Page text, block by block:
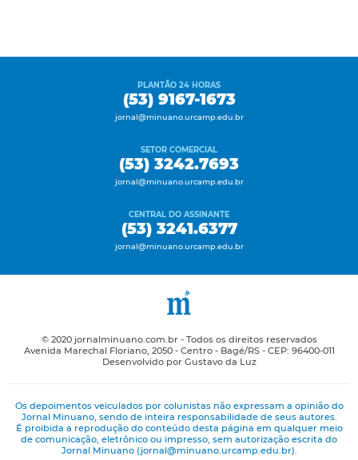
PLANTÃO 24 HORAS
(53) 9167-1673
jornal@minuano.urcamp.edu.br
SETOR COMERCIAL
(53) 3242.7693
jornal@minuano.urcamp.edu.br
CENTRAL DO ASSINANTE
(53) 3241.6377
jornal@minuano.urcamp.edu.br
© 2020 jornalminuano.com.br - Todos os direitos reservados
Avenida Marechal Floriano, 2050 - Centro - Bagé/RS - CEP: 96400-011
Desenvolvido por Gustavo da Luz
Os depoimentos veiculados por colunistas não expressam a opinião do
Jornal Minuano, sendo de inteira responsabilidade de seus autores.
É proibida a reprodução do conteúdo desta página em qualquer meio
de comunicação, eletrônico ou impresso, sem autorização escrita do
Jornal Minuano (jornal@minuano.urcamp.edu.br).